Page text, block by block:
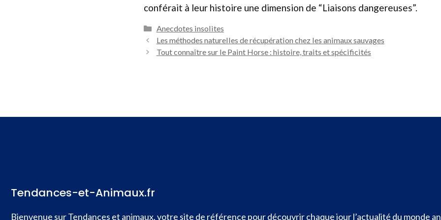
conférait à leur histoire une dimension de “Liaisons dangereuses”.
Catégories
Anecdotes insolites
Les méthodes naturelles de récupération chez les animaux sauvages
Tout connaître sur le Paint Horse : histoire, traits et spécificités
Tendances-et-Animaux.fr
Bienvenue sur Tendances et animaux, votre site de référence pour découvrir chaque jour l’actualité du monde